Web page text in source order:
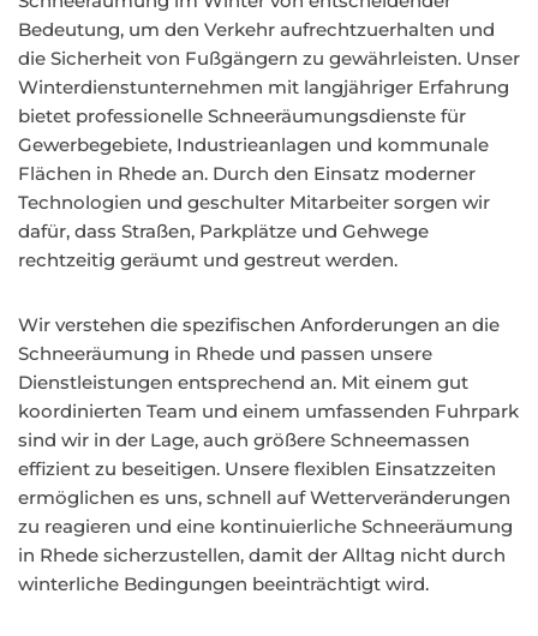
Bedeutung, um den Verkehr aufrechtzuerhalten und
die Sicherheit von Fußgängern zu gewährleisten. Unser
Winterdienstunternehmen mit langjähriger Erfahrung
bietet professionelle Schneeräumungsdienste für
Gewerbegebiete, Industrieanlagen und kommunale
Flächen in Rhede an. Durch den Einsatz moderner
Technologien und geschulter Mitarbeiter sorgen wir
dafür, dass Straßen, Parkplätze und Gehwege
rechtzeitig geräumt und gestreut werden.
Wir verstehen die spezifischen Anforderungen an die
Schneeräumung in Rhede und passen unsere
Dienstleistungen entsprechend an. Mit einem gut
koordinierten Team und einem umfassenden Fuhrpark
sind wir in der Lage, auch größere Schneemassen
effizient zu beseitigen. Unsere flexiblen Einsatzzeiten
ermöglichen es uns, schnell auf Wetterveränderungen
zu reagieren und eine kontinuierliche Schneeräumung
in Rhede sicherzustellen, damit der Alltag nicht durch
winterliche Bedingungen beeinträchtigt wird.